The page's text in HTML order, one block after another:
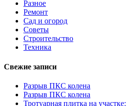
Разное
Ремонт
Сад и огород
Советы
Строительство
Техника
Свежие записи
Разрыв ПКС колена
Разрыв ПКС колена
Тротуарная плитка на